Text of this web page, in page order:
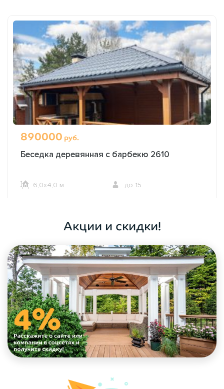
890000 руб.
Беседка деревянная с барбекю 2610
6,0х4,0 м. до 15
Акции и скидки!